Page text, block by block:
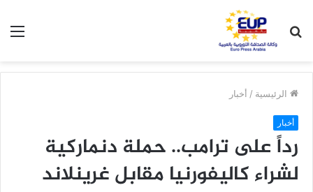
عن
الرئيسية / أخبار
أخبار
رداً على ترامب.. حملة دنماركية
لشراء كاليفورنيا مقابل غرينلاند